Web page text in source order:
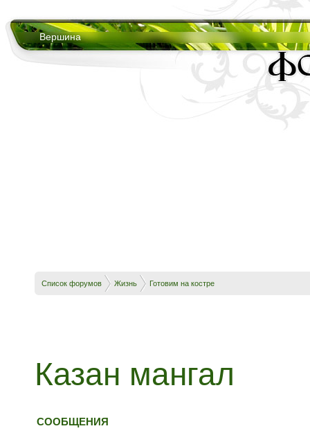
Вершина
Список форумов Жизнь Готовим на костре
Казан мангал
СООБЩЕНИЯ